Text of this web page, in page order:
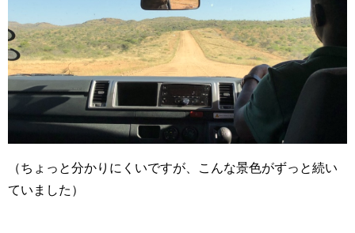
（ちょっと分かりにくいですが、こんな景色がずっと続い
ていました）